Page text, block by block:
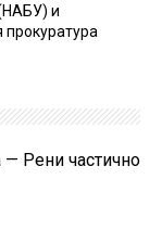
и
— Рени частично